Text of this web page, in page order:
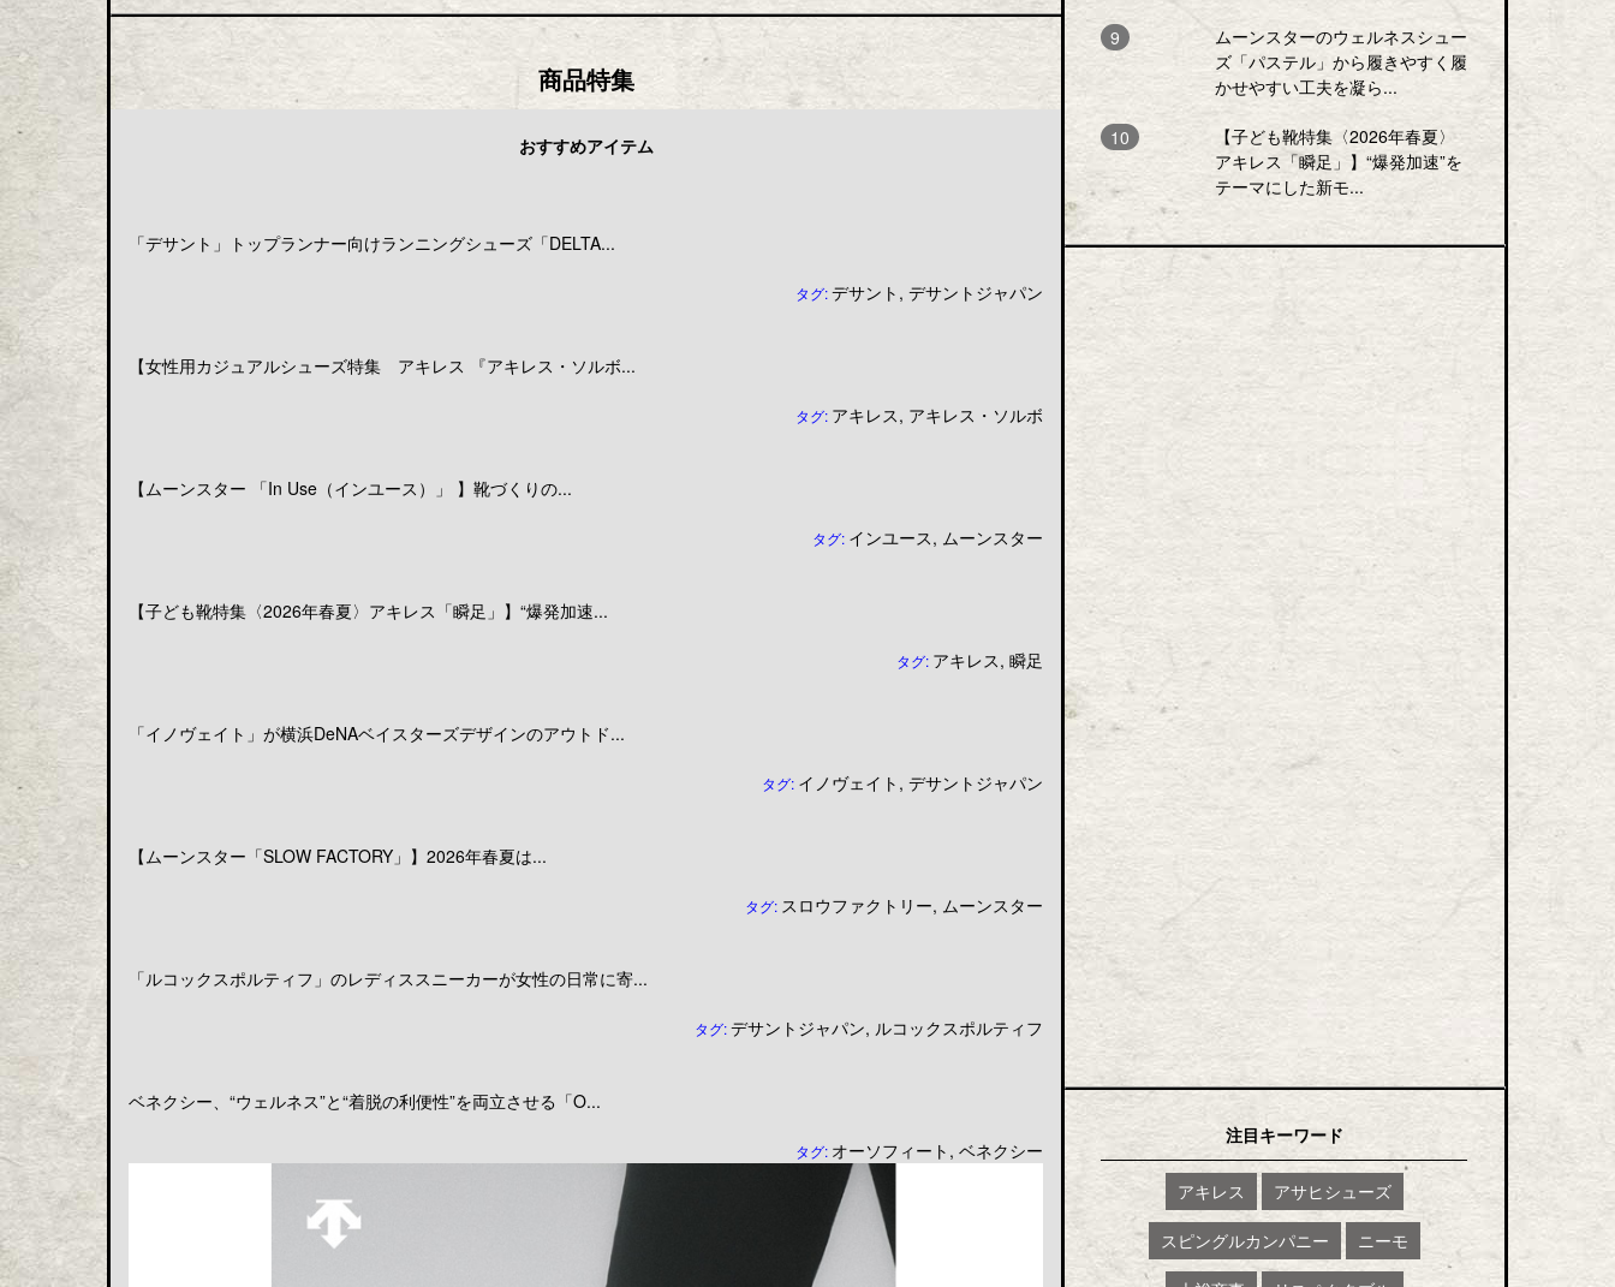
商品特集
おすすめアイテム
「デサント」トップランナー向けランニングシューズ「DELTA...
タグ:デサント , デサントジャパン
【女性用カジュアルシューズ特集 アキレス 『アキレス・ソルボ...
タグ: アキレス, アキレス・ソルボ
【ムーンスター 「In Use（インユース）」 】靴づくりの...
タグ: インユース, ムーンスター
【子ども靴特集〈2026年春夏〉アキレス「瞬足」】“爆発加速...
タグ: アキレス, 瞬足
「イノヴェイト」が横浜DeNAベイスターズデザインのアウトド...
タグ: イノヴェイト , デサントジャパン
【ムーンスター「SLOW FACTORY」】2026年春夏は...
タグ: スロウファクトリー, ムーンスター
「ルコックスポルティフ」のレディススニーカーが女性の日常に寄...
タグ:デサントジャパン, ルコックスポルティフ
ベネクシー、“ウェルネス”と“着脱の利便性”を両立させる「O...
タグ: オーソフィート , ベネクシー
ムーンスターのウェルネスシュー
ズ「パステル」から履きやすく履
かせやすい工夫を凝ら...
【子ども靴特集〈2026年春夏〉
アキレス「瞬足」】“爆発加速”を
テーマにした新モ...
注目キーワード
アキレス アサヒシューズ
スピングルカンパニー ニーモ